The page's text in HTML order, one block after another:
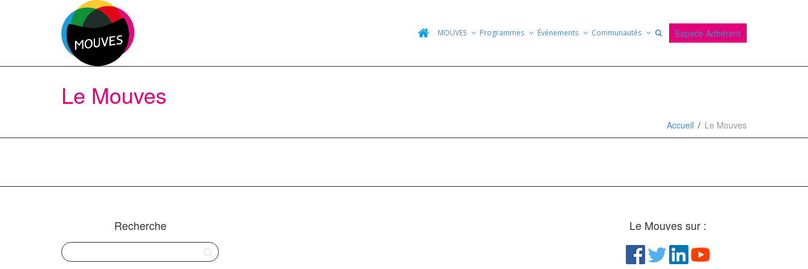
MOUVES Programmes Événements Communautés Espace Adhérent
Le Mouves
Accueil Le Mouves
Recherche Le Mouves sur :